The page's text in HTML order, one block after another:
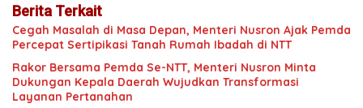
Berita Terkait
Cegah Masalah di Masa Depan, Menteri Nusron Ajak Pemda
Percepat Sertipikasi Tanah Rumah Ibadah di NTT
Rakor Bersama Pemda Se-NTT, Menteri Nusron Minta
Dukungan Kepala Daerah Wujudkan Transformasi
Layanan Pertanahan